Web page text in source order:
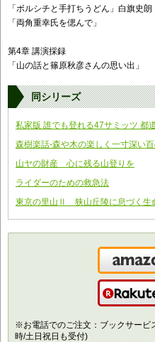
「ボルシチと手打ちうどん」白旗史朗
「両角重幸氏を偲んで」
第4章 講演採録
「山の話と篠原秋彦さんの思い出」
同シリーズ
私家版 誰でも登れる47サミッツ 都
森樹楽話-森や木の楽しく一寸深い
山ヤの財産 心に残る山登りを
ライダーのための救急法
東京の里山Ⅱ 狭山丘陵に息づく生
※お電話でのご注文：ブックサービ
時/土日祝日も受付)